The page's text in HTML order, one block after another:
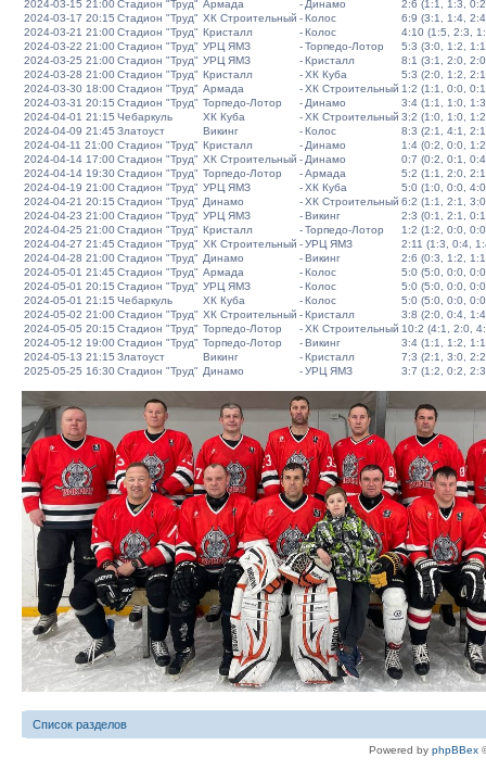
2024-03-15 21:00Стадион "Труд" Армада - Динамо
2:6 (1:1, 1:3,
2024-03-17 20:15 Стадион "Труд" ХК Строительный -Колос
6:9 (3:1, 1:4,
2024-03-21 21:00Стадион "Труд" Кристалл -Колос
4:10 (1:5, 2:3,
2024-03-22 21:00Стадион "Труд" УРЦ ЯМЗ -Торпедо-Лотор
5:3 (3:0, 1:2,
2024-03-25 21:00Стадион "Труд" УРЦ ЯМЗ -Кристалл
8:1 (3:1, 2:0,
2024-03-28 21:00Стадион "Труд" Кристалл -ХК Куба
5:3 (2:0, 1:2,
2024-03-30 18:00Стадион "Труд" Армада -ХК Строительный 1:2 (1:1, 0:0,
2024-03-31 20:15 Стадион "Труд" Торпедо-Лотор - Динамо
3:4 (1:1, 1:0,
2024-04-01 21:15 Чебаркуль ХК Куба -ХК Строительный 3:2 (1:0, 1:0,
2024-04-09 21:45 Златоуст Викинг -Колос
8:3 (2:1, 4:1,
2024-04-11 21:00 Стадион "Труд" Кристалл - Динамо
1:4 (0:2, 0:0,
2024-04-14 17:00Стадион "Труд" ХК Строительный - Динамо
0:7 (0:2, 0:1,
2024-04-14 19:30Стадион "Труд" Торпедо-Лотор -Армада
5:2 (1:1, 2:0,
2024-04-19 21:00Стадион "Труд" УРЦ ЯМЗ -ХК Куба
5:0 (1:0, 0:0,
2024-04-21 20:15 Стадион "Труд" Динамо -ХК Строительный 6:2 (1:1, 2:1,
2024-04-23 21:00Стадион "Труд" УРЦ ЯМЗ -Викинг
2:3 (0:1, 2:1,
2024-04-25 21:00Стадион "Труд" Кристалл -Торпедо-Лотор
1:2 (1:2, 0:0,
2024-04-27 21:45 Стадион "Труд" ХК Строительный -УРЦ ЯМЗ
2:11 (1:3, 0:4,
2024-04-28 21:00Стадион "Труд" Динамо -Викинг
2:6 (0:3, 1:2,
2024-05-01 21:45 Стадион "Труд" Армада -Колос
5:0 (5:0, 0:0,
2024-05-01 20:15 Стадион "Труд" УРЦ ЯМЗ -Колос
5:0 (5:0, 0:0,
2024-05-01 21:15 Чебаркуль ХК Куба -Колос
5:0 (5:0, 0:0,
2024-05-02 21:00Стадион "Труд" ХК Строительный -Кристалл
3:8 (2:0, 0:4,
2024-05-05 20:15 Стадион "Труд" Торпедо-Лотор -ХК Строительный 10:2 (4:1, 2:0,
2024-05-12 19:00Стадион "Труд" Торпедо-Лотор -Викинг
3:4 (1:1, 1:2,
2024-05-13 21:15 Златоуст Викинг -Кристалл
7:3 (2:1, 3:0,
2025-05-25 16:30Стадион "Труд" Динамо -УРЦ ЯМЗ 3:7 (1:2, 0:2,
Список разделов
Powered by phpBBex